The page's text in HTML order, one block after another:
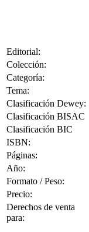
Editorial:
Colección:
Categoría:
Tema:
Clasificación Dewey:
Clasificación BISAC
Clasificación BIC
ISBN:
Páginas:
Año:
Formato / Peso:
Precio:
Derechos de venta
para: